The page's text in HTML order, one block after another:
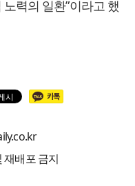
력의 일환”이라고 했
배포 금지